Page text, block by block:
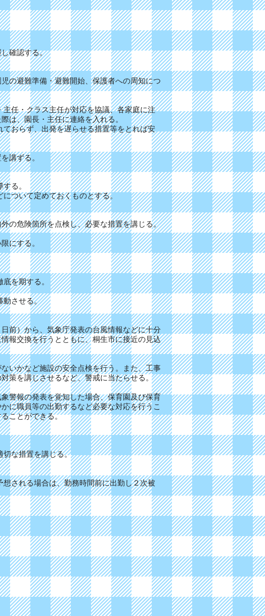
確認する。
の避難準備・避難開始、保護者への周知につ
任・クラス主任が対応を協議、各家庭に注
は、園長・主任に連絡を入れる。
おらず、出発を遅らせる措置等をとれば安
講ずる。
る。
ついて定めておくものとする。
の危険箇所を点検し、必要な措置を講じる。
にする。
を期する。
動させる。
前）から、気象庁発表の台風情報などに十分
報交換を行うとともに、桐生市に接近の見込
いかなど施設の安全点検を行う。また、工事
策を講じさせるなど、警戒に当たらせる。
警報の発表を覚知した場合、保育園及び保育
に職員等の出勤するなど必要な対応を行うこ
ことができる。
切な措置を講じる。
される場合は、勤務時間前に出勤し２次被